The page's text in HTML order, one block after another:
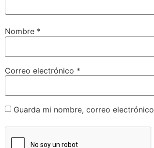
Nombre *
Correo electrónico *
Guarda mi nombre, correo